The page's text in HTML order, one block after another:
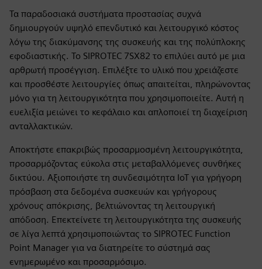
Τα παραδοσιακά συστήματα προστασίας συχνά
δημιουργούν υψηλό επενδυτικό και λειτουργικό κόστος
λόγω της διακύμανσης της συσκευής και της πολύπλοκης
εφοδιαστικής. Το SIPROTEC 7SX82 το επιλύει αυτό με μια
αρθρωτή προσέγγιση. Επιλέξτε το υλικό που χρειάζεστε
και προσθέστε λειτουργίες όπως απαιτείται, πληρώνοντας
μόνο για τη λειτουργικότητα που χρησιμοποιείτε. Αυτή η
ευελιξία μειώνει το κεφάλαιο και απλοποιεί τη διαχείριση
ανταλλακτικών.
Αποκτήστε επακριβώς προσαρμοσμένη λειτουργικότητα,
προσαρμόζοντας εύκολα στις μεταβαλλόμενες συνθήκες
δικτύου. Αξιοποιήστε τη συνδεσιμότητα IoT για γρήγορη
πρόσβαση στα δεδομένα συσκευών και γρήγορους
χρόνους απόκρισης, βελτιώνοντας τη λειτουργική
απόδοση. Επεκτείνετε τη λειτουργικότητα της συσκευής
σε λίγα λεπτά χρησιμοποιώντας το SIPROTEC Function
Point Manager για να διατηρείτε το σύστημά σας
ενημερωμένο και προσαρμόσιμο.